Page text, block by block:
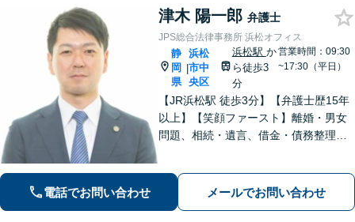
津木 陽一郎 弁護士
JPS総合法律事務所 浜松オフィス
静
岡
県
|
浜松
市中
央区
浜松駅 か
ら徒歩3
分
営業時間：09:30
~17:30（平日）
【JR浜松駅 徒歩3分】【弁護士歴15年
以上】【笑顔ファースト】離婚・男女
問題、相続・遺言、借金・債務整理な
顔で前を向いていただけるように全力
でサポートいたします。【初回面談無
電話でお問い合わせ メールでお問い合わせ